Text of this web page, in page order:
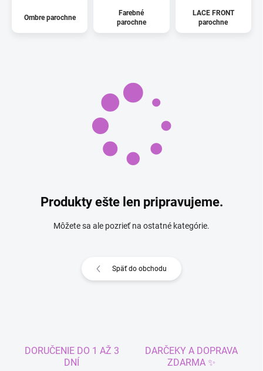
Ombre parochne
Farebné
parochne
LACE FRONT
parochne
Produkty ešte len pripravujeme.
Môžete sa ale pozrieť na ostatné kategórie.
Späť do obchodu
DORUČENIE DO 1 AŽ 3
DNÍ
DARČEKY A DOPRAVA
ZDARMA ✨